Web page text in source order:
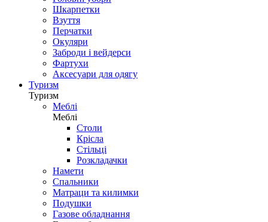
Шкарпетки
Взуття
Перчатки
Окуляри
Заброди і вейдерси
Фартухи
Аксесуари для одягу
Туризм
Туризм
Меблі
Меблі
Столи
Крісла
Стільці
Розкладачки
Намети
Спальники
Матраци та килимки
Подушки
Газове обладнання